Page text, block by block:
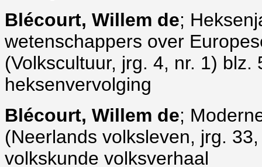
Blécourt, Willem de;
wetenschappers over
(Volkscultuur, jrg. 4, nr. 1)
heksenvervolging
Blécourt, Willem de;
(Neerlands volksleven, jrg.
volkskunde volksverhaal